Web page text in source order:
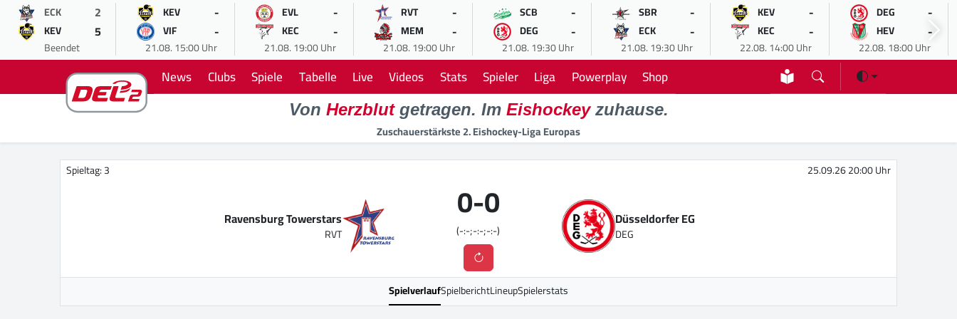
ECK 2
KEV 5
Beendet
KEV -
VIF -
21.08. 15:00 Uhr
EVL -
KEC -
21.08. 19:00 Uhr
RVT -
MEM -
21.08. 19:00 Uhr
SCB -
DEG -
21.08. 19:30 Uhr
SBR -
ECK -
21.08. 19:30 Uhr
KEV -
KEC -
22.08. 14:00 Uhr
DEG -
HEV -
22.08. 18:00 Uhr
News Clubs Spiele Tabelle Live Videos Stats Spieler Liga Powerplay Shop
Von Herzblutgetragen. Im Eishockeyzuhause.
Zuschauerstärkste 2. Eishockey-Liga Europas
Spieltag: 3 25.09.26 20:00 Uhr
Ravensburg Towerstars
RVT
0-0
(-:-;-:-;-:-)
Düsseldorfer EG
DEG
SpielverlaufSpielberichtLineupSpielerstats